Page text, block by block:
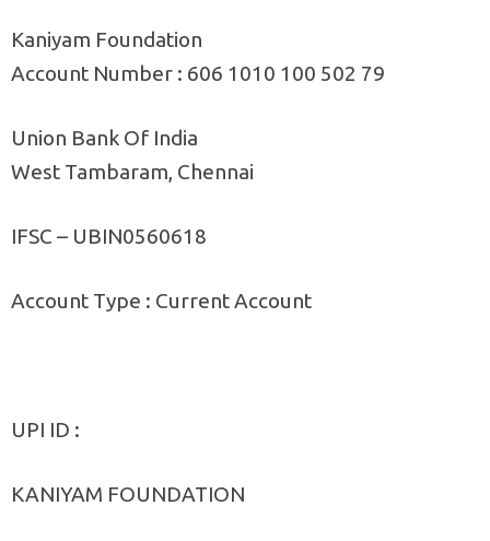
Kaniyam Foundation
Account Number : 606 1010 100 502 79
Union Bank Of India
West Tambaram, Chennai
IFSC – UBIN0560618
Account Type : Current Account
UPI ID :
KANIYAM FOUNDATION